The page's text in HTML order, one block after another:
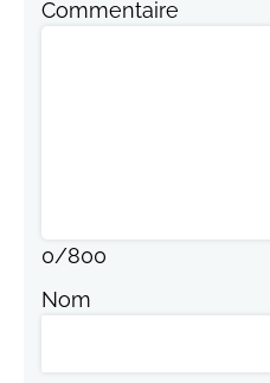
Commentaire
0/800
Nom